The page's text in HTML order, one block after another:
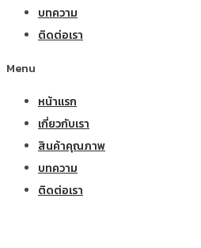
บทความ
ติดต่อเรา
Menu
หน้าแรก
เกี่ยวกับเรา
สินค้าคุณภาพ
บทความ
ติดต่อเรา